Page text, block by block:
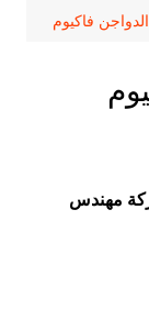
فاكيوم
فاكيوم موديل 601 ماركة مهندس